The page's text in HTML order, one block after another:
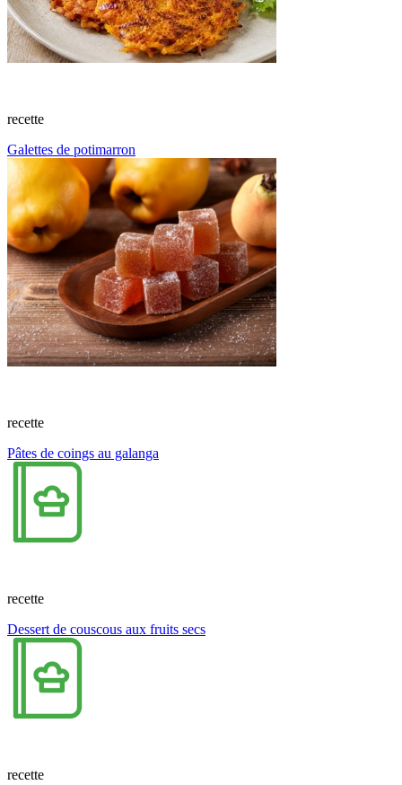
recette
Galettes de potimarron
recette
Pâtes de coings au galanga
recette
Dessert de couscous aux fruits secs
recette